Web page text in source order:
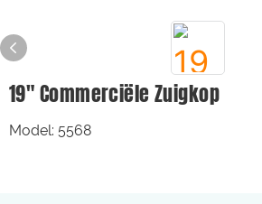
19" Commerciële Zuigkop
Model: 5568